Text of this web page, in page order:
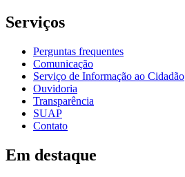
Serviços
Perguntas frequentes
Comunicação
Serviço de Informação ao Cidadão
Ouvidoria
Transparência
SUAP
Contato
Em destaque